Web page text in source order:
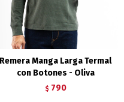
Remera Manga Larga Termal
con Botones - Oliva
$ 790